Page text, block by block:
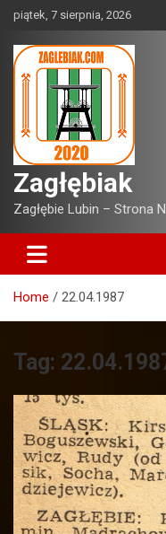
Skip
content
piątek, 7 sierpnia, 2026
Zagłębiak
Zagłębie Lubin – Strona
Home 22.04.1987
Tag: